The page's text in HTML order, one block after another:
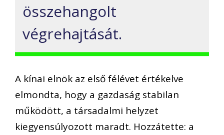
összehangolt
végrehajtását.
A kínai elnök az első félévet értékelve
elmondta, hogy a gazdaság stabilan
működött, a társadalmi helyzet
kiegyensúlyozott maradt. Hozzátette: a